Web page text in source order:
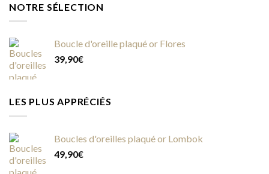
NOTRE SÉLECTION
Boucle d'oreille plaqué or Flores
39,90€
LES PLUS APPRÉCIÉS
Boucles d'oreilles plaqué or Lombok
49,90€